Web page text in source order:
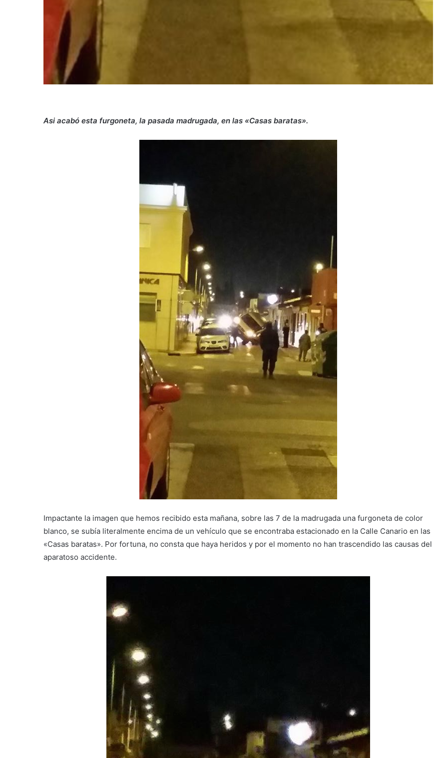
Asi acabó esta furgoneta, la pasada madrugada, en las «Casas baratas».
Impactante la imagen que hemos recibido esta mañana, sobre las 7 de la madrugada una furgoneta de color
blanco, se subía literalmente encima de un vehículo que se encontraba estacionado en la Calle Canario en las
«Casas baratas». Por fortuna, no consta que haya heridos y por el momento no han trascendido las causas del
aparatoso accidente.